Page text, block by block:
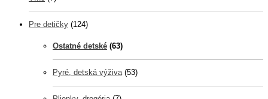
Pre detičky (124)
Ostatné detské (63)
Pyré, detská výživa (53)